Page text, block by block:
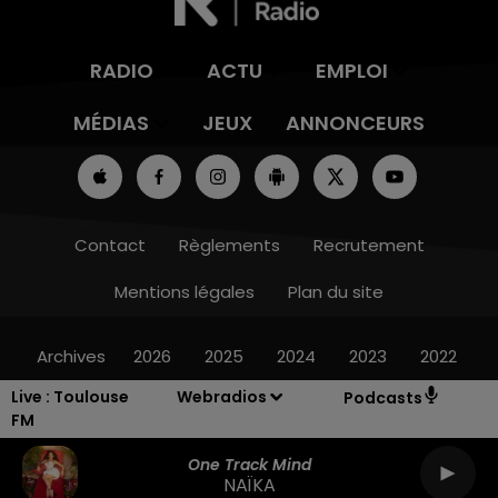
Live : Toulouse
FM
Webradios Podcasts
One Track Mind
NAÏKA
RADIO ACTU
EMPLOI
MÉDIAS
JEUX ANNONCEURS
Contact Règlements
Recrutement
Mentions légales
Plan du site
Archives 2026 2025 2024 2023 2022